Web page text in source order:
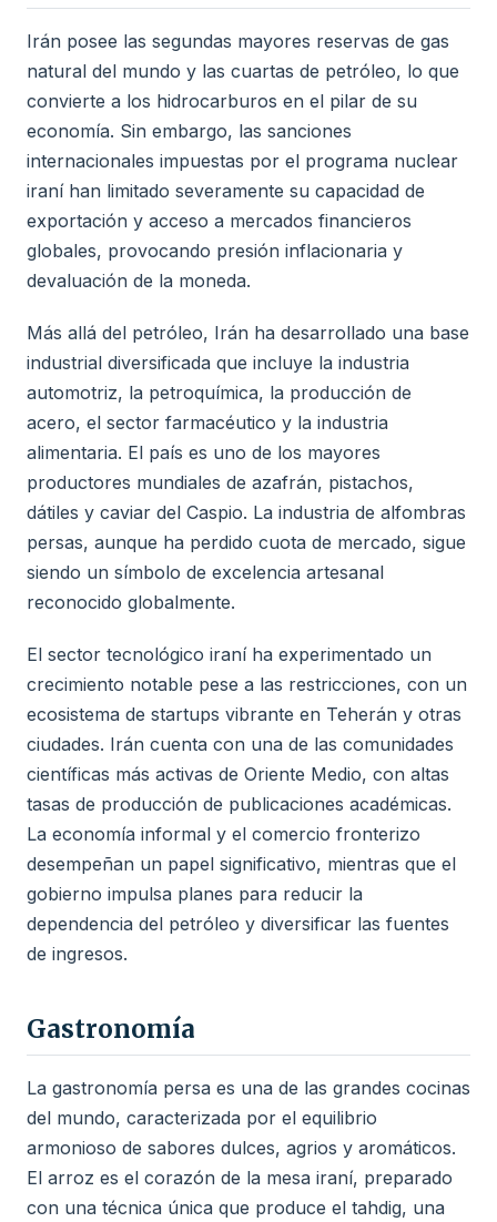
Irán posee las segundas mayores reservas de gas
natural del mundo y las cuartas de petróleo, lo que
convierte a los hidrocarburos en el pilar de su
economía. Sin embargo, las sanciones
internacionales impuestas por el programa nuclear
iraní han limitado severamente su capacidad de
exportación y acceso a mercados financieros
globales, provocando presión inflacionaria y
devaluación de la moneda.
Más allá del petróleo, Irán ha desarrollado una base
industrial diversificada que incluye la industria
automotriz, la petroquímica, la producción de
acero, el sector farmacéutico y la industria
alimentaria. El país es uno de los mayores
productores mundiales de azafrán, pistachos,
dátiles y caviar del Caspio. La industria de alfombras
persas, aunque ha perdido cuota de mercado, sigue
siendo un símbolo de excelencia artesanal
reconocido globalmente.
El sector tecnológico iraní ha experimentado un
crecimiento notable pese a las restricciones, con un
ecosistema de startups vibrante en Teherán y otras
ciudades. Irán cuenta con una de las comunidades
científicas más activas de Oriente Medio, con altas
tasas de producción de publicaciones académicas.
La economía informal y el comercio fronterizo
desempeñan un papel significativo, mientras que el
gobierno impulsa planes para reducir la
dependencia del petróleo y diversificar las fuentes
de ingresos.
Gastronomía
La gastronomía persa es una de las grandes cocinas
del mundo, caracterizada por el equilibrio
armonioso de sabores dulces, agrios y aromáticos.
El arroz es el corazón de la mesa iraní, preparado
con una técnica única que produce el tahdig, una